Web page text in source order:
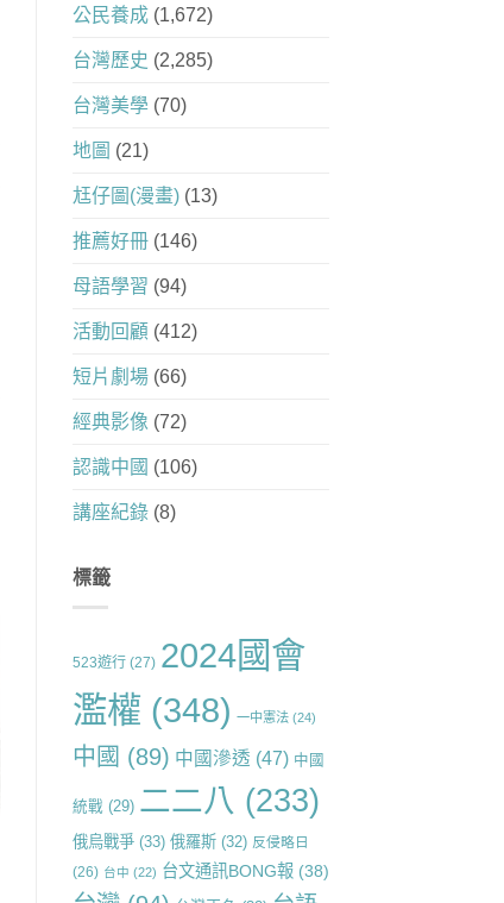
公民養成(1,672)
台灣歷史 (2,285)
台灣美學(70)
地圖 (21)
尪仔圖(漫畫)(13)
推薦好冊(146)
母語學習 (94)
活動回顧 (412)
短片劇場(66)
經典影像 (72)
認識中國 (106)
講座紀錄(8)
標籤
523遊行(27) 2024國會
濫權 (348) 一中憲法(24)
中國 (89) 中國滲透 (47) 中國
統戰 (29) 二二八 (233)
俄烏戰爭(33) 俄羅斯(32) 反侵略日
(26) 台中 (22) 台文通訊BONG報(38)